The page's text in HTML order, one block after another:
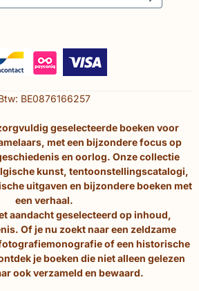
BE0876166257
geselecteerde boeken voor
met een bijzondere focus op
en oorlog. Onze collectie
kunst, tentoonstellingscatalogi,
uitgaven en bijzondere boeken met
een verhaal.
aandacht geselecteerd op inhoud,
Of je nu zoekt naar een zeldzame
of een historische
je boeken die niet alleen gelezen
ook verzameld en bewaard.